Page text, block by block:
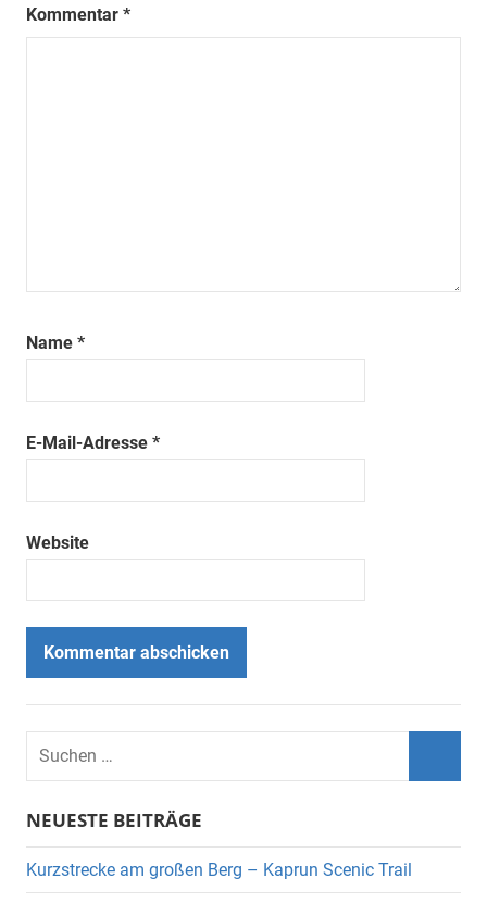
Kommentar *
Name *
E-Mail-Adresse *
Website
Suchen
nach:
NEUESTE BEITRÄGE
Kurzstrecke am großen Berg – Kaprun Scenic Trail